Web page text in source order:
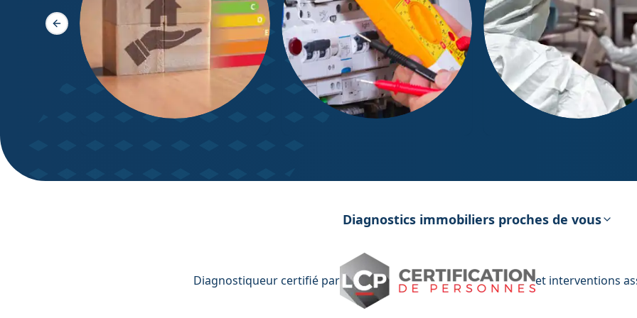
Slide précédente
Diagnostics immobiliers proches de vous
Diagnostiqueur certifié par et interventions